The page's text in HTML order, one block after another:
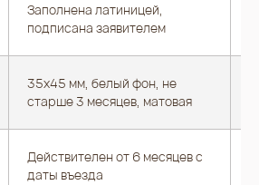
Заполнена латиницей,
подписана заявителем
35x45 мм, белый фон, не
старше 3 месяцев, матовая
Действителен от 6 месяцев с
даты въезда